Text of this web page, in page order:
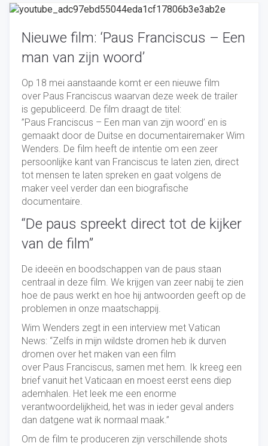
Nieuwe film: ‘Paus Franciscus – Een
man van zijn woord’
Op 18 mei aanstaande komt er een nieuwe film
over Paus Franciscus waarvan deze week de trailer
is gepubliceerd. De film draagt de titel:
”Paus Franciscus – Een man van zijn woord’ en is
gemaakt door de Duitse en documentairemaker Wim
Wenders. De film heeft de intentie om een zeer
persoonlijke kant van Franciscus te laten zien, direct
tot mensen te laten spreken en gaat volgens de
maker veel verder dan een biografische
documentaire.
“De paus spreekt direct tot de kijker
van de film”
De ideeën en boodschappen van de paus staan
centraal in deze film. We krijgen van zeer nabij te zien
hoe de paus werkt en hoe hij antwoorden geeft op de
problemen in onze maatschappij.
Wim Wenders zegt in een interview met Vatican
News: “Zelfs in mijn wildste dromen heb ik durven
dromen over het maken van een film
over Paus Franciscus, samen met hem. Ik kreeg een
brief vanuit het Vaticaan en moest eerst eens diep
ademhalen. Het leek me een enorme
verantwoordelijkheid, het was in ieder geval anders
dan datgene wat ik normaal maak.”
Om de film te produceren zijn verschillende shots